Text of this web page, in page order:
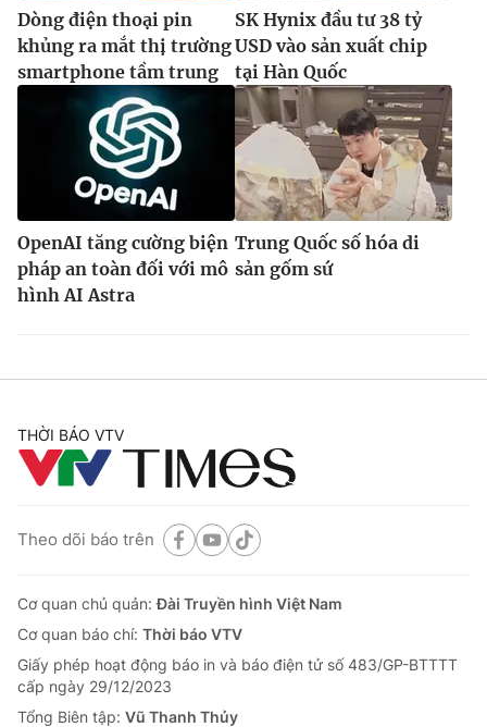
Dòng điện thoại pin
khủng ra mắt thị trường
smartphone tầm trung
SK Hynix đầu tư 38 tỷ
USD vào sản xuất chip
tại Hàn Quốc
OpenAI tăng cường biện
pháp an toàn đối với mô
hình AI Astra
Trung Quốc số hóa di
sản gốm sứ
THỜI BÁO VTV
Theo dõi báo trên
Cơ quan chủ quản:Đài Truyền hình Việt Nam
Cơ quan báo chí: Thời báo VTV
Giấy phép hoạt động báo in và báo điện tử số 483/GP-BTTTT
cấp ngày 29/12/2023
Tổng Biên tập: Vũ Thanh Thủy